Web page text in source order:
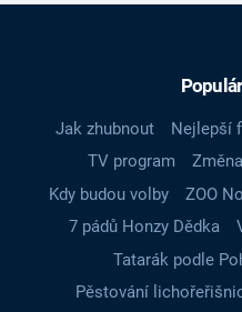
Jak zhubnout Nejlepší
TV program
Kdy budou volby
ZOO
7 pádů Honzy Dědka
Tatarák podle
Pěstování